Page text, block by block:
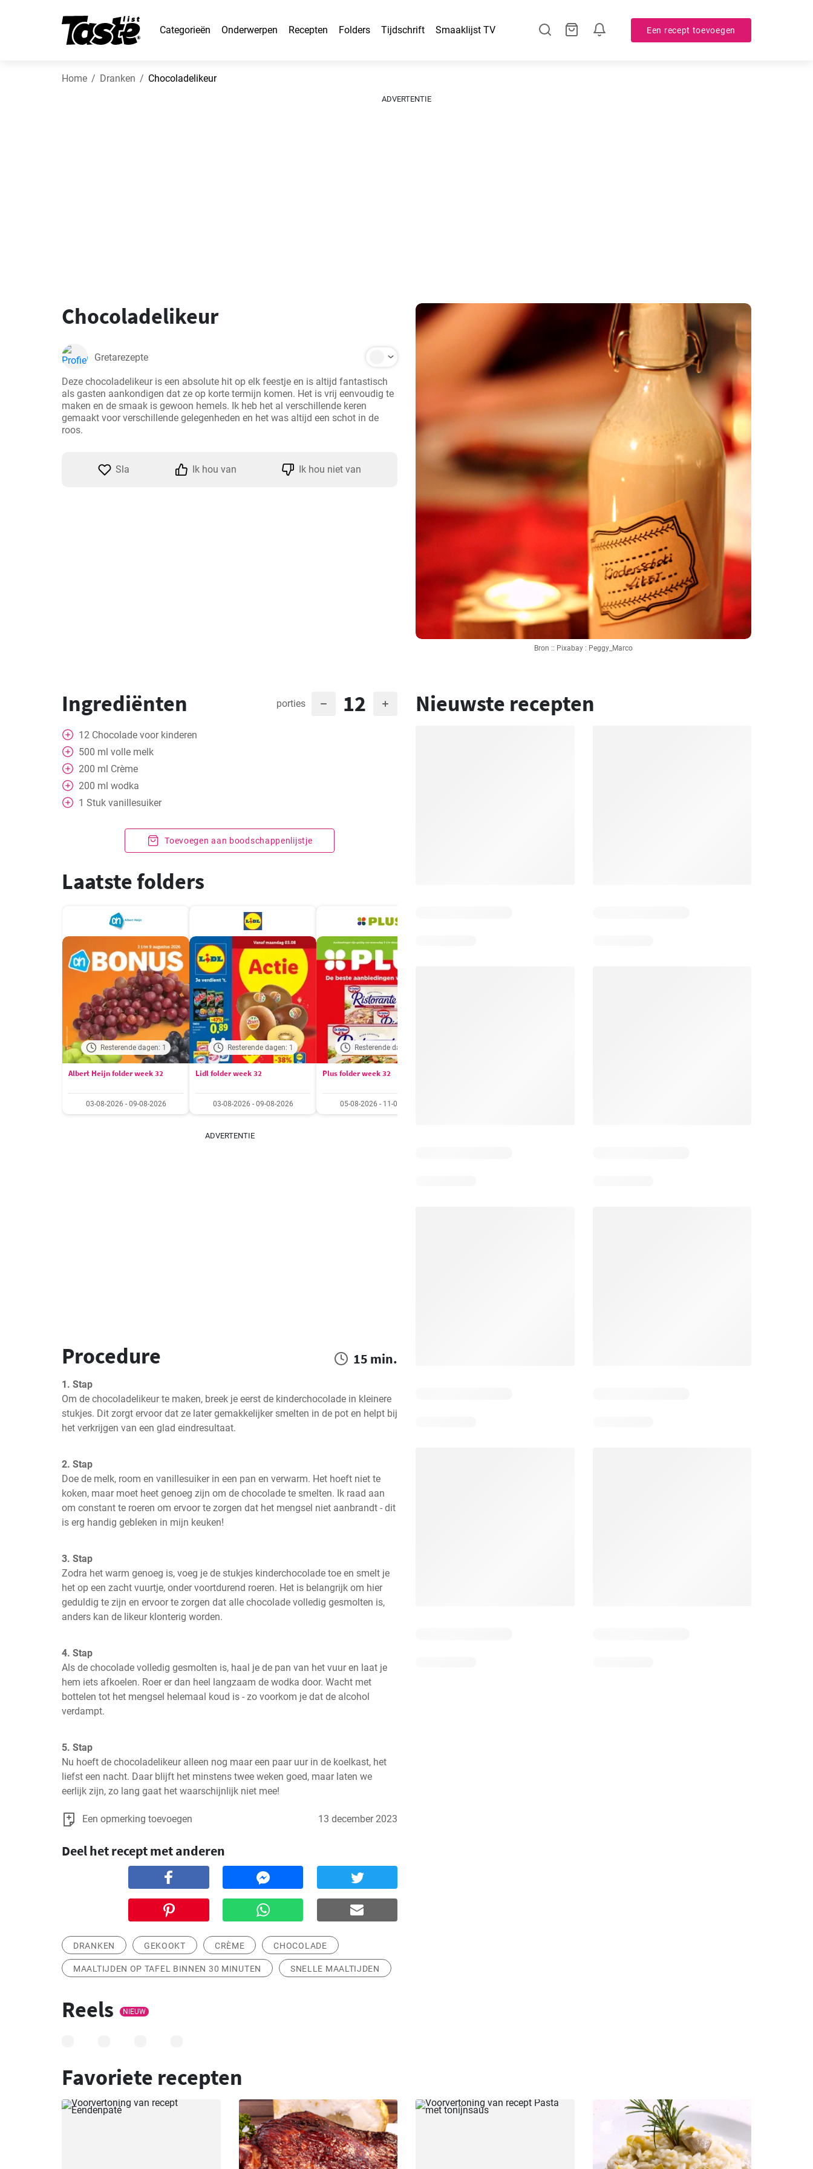
Categorieën Onderwerpen Recepten Folders Tijdschrift Smaaklijst TV Een recept toevoegen
Home Dranken Chocoladelikeur
ADVERTENTIE
Bron :: Pixabay : Peggy_Marco
Chocoladelikeur
Gretarezepte
Deze chocoladelikeur is een absolute hit op elk feestje en is altijd fantastisch
als gasten aankondigen dat ze op korte termijn komen. Het is vrij eenvoudig te
maken en de smaak is gewoon hemels. Ik heb het al verschillende keren
gemaakt voor verschillende gelegenheden en het was altijd een schot in de
roos.
Sla Ik hou van Ik hou niet van
Ingrediënten porties 12
12 Chocolade voor kinderen
500 ml volle melk
200 ml Crème
200 ml wodka
1 Stuk vanillesuiker
Toevoegen aan boodschappenlijstje
Laatste folders
Resterende dagen: 1
Albert Heijn folder week 32
03-08-2026 - 09-08-2026
Resterende dagen: 1
Lidl folder week 32
03-08-2026 - 09-08-2026
Resterende dagen: 3
Plus folder week 32
05-08-2026 - 11-08-2026
ADVERTENTIE
Procedure 15 min.
1. Stap
Om de chocoladelikeur te maken, breek je eerst de kinderchocolade in kleinere
stukjes. Dit zorgt ervoor dat ze later gemakkelijker smelten in de pot en helpt bij
het verkrijgen van een glad eindresultaat.
2. Stap
Doe de melk, room en vanillesuiker in een pan en verwarm. Het hoeft niet te
koken, maar moet heet genoeg zijn om de chocolade te smelten. Ik raad aan
om constant te roeren om ervoor te zorgen dat het mengsel niet aanbrandt - dit
is erg handig gebleken in mijn keuken!
3. Stap
Zodra het warm genoeg is, voeg je de stukjes kinderchocolade toe en smelt je
het op een zacht vuurtje, onder voortdurend roeren. Het is belangrijk om hier
geduldig te zijn en ervoor te zorgen dat alle chocolade volledig gesmolten is,
anders kan de likeur klonterig worden.
4. Stap
Als de chocolade volledig gesmolten is, haal je de pan van het vuur en laat je
hem iets afkoelen. Roer er dan heel langzaam de wodka door. Wacht met
bottelen tot het mengsel helemaal koud is - zo voorkom je dat de alcohol
verdampt.
5. Stap
Nu hoeft de chocoladelikeur alleen nog maar een paar uur in de koelkast, het
liefst een nacht. Daar blijft het minstens twee weken goed, maar laten we
eerlijk zijn, zo lang gaat het waarschijnlijk niet mee!
Een opmerking toevoegen 13 december 2023
Deel het recept met anderen
DRANKEN GEKOOKT CRÈME CHOCOLADE
MAALTIJDEN OP TAFEL BINNEN 30 MINUTEN SNELLE MAALTIJDEN
Nieuwste recepten
Reels NIEUW
Favoriete recepten